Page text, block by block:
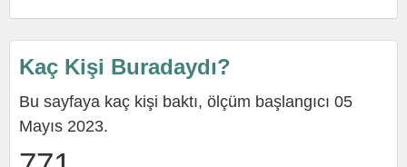
Kaç Kişi Buradaydı?
Bu sayfaya kaç kişi baktı, ölçüm başlangıcı 05
Mayıs 2023.